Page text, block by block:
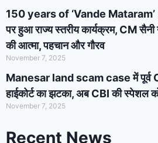
150 years of ‘Vande Mataram’ :
पर हुआ राज्य स्तरीय कार्यक्रम, CM सैनी
की आत्मा, पहचान और गौरव
November 7, 2025
Manesar land scam case में पूर्व
हाईकोर्ट का झटका, अब CBI की स्पेशल
November 7, 2025
Recent News